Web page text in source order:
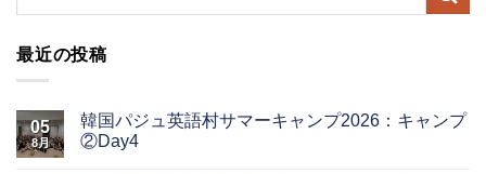
最近の投稿
05
8月
韓国パジュ英語村サマーキャンプ2026：キャンプ
②Day4